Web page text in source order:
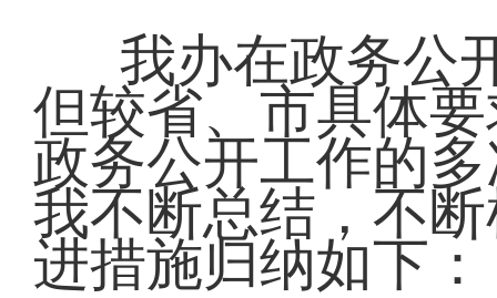
我办在政务公
但较省、市具体
政务公开工作的
我不断总结，不
进措施归纳如下：